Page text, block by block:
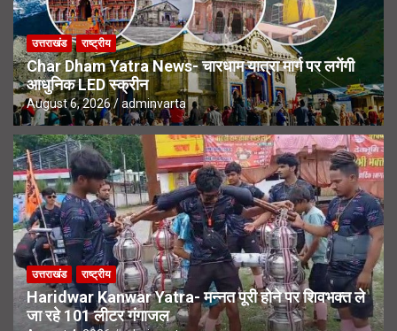
उत्तराखंड राष्ट्रीय
Char Dham Yatra News- चारधाम यात्रा मार्ग पर लगेंगी
आधुनिक LED स्क्रीन
August 6, 2026 adminvarta
उत्तराखंड राष्ट्रीय
Haridwar Kanwar Yatra- मन्नत पूरी होने पर शिवभक्त ले
जा रहे 101 लीटर गंगाजल